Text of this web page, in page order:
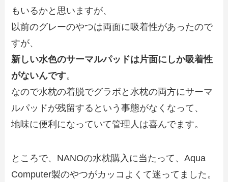
もいるかと思いますが、
以前のグレーのやつは両面に吸着性があったので
すが、
新しい水色のサーマルパッドは片面にしか吸着性
がないんです。
なので水枕の着脱でグラボと水枕の両方にサーマ
ルパッドが残留するという事態がなくなって、
地味に便利になっていて管理人は喜んでます。
ところで、NANOの水枕購入に当たって、Aqua
Computer製のやつがカッコよくて迷ってました。